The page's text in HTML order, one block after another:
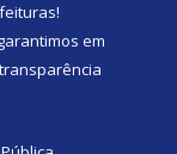
!
em